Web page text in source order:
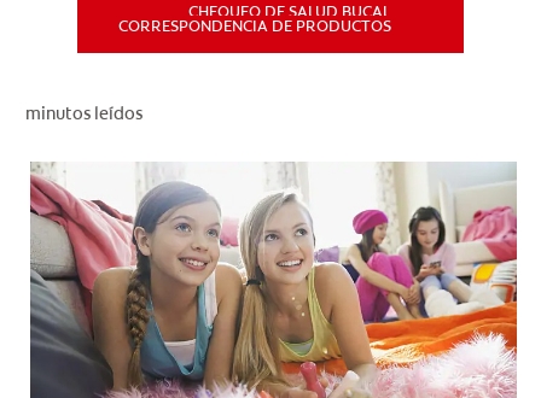
PARA PROFESIONALES
PROMOCIONES
GT (ES)
CHEQUEO DE SALUD BUCAL
CORRESPONDENCIA DE PRODUCTOS
minutos leídos